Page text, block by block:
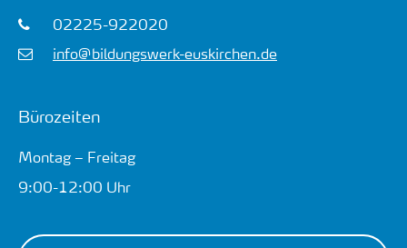
02225-922020
info@bildungswerk-euskirchen.de
Bürozeiten
Montag – Freitag
9:00-12:00 Uhr